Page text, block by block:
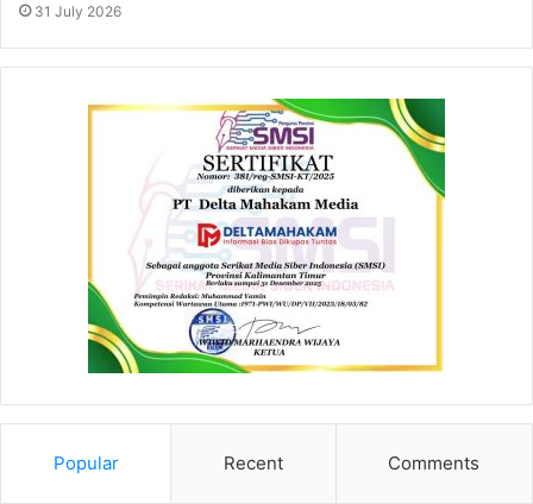
31 July 2026
Popular Recent Comments